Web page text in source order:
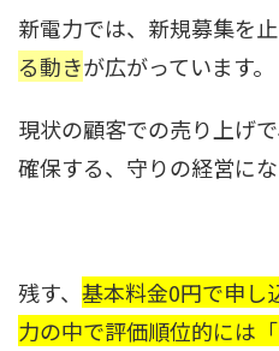
新電力では、新規募集を止
る動きが広がっています。
現状の顧客での売り上げ
確保する、守りの経営にな
残す、 基本料金0円で申し
力の中で評価順位的には